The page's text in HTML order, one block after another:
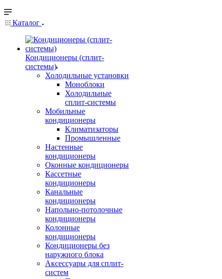
Каталог
Кондиционеры (сплит-
системы)
Холодильные установки
Моноблоки
Холодильные
сплит-системы
Мобильные
кондиционеры
Климатизаторы
Промышленные
Настенные
кондиционеры
Оконные кондиционеры
Кассетные
кондиционеры
Канальные
кондиционеры
Напольно-потолочные
кондиционеры
Колонные
кондиционеры
Кондиционеры без
наружного блока
Аксессуары для сплит-
систем